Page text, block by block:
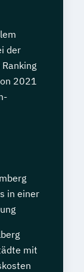
der
2021
in einer
mit